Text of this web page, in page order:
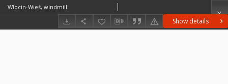
Show details
Włocin-Wieś, windmill